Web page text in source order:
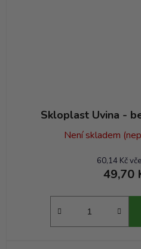
Skloplast Uvina -
Není skladem
60,14 Kč
49,70